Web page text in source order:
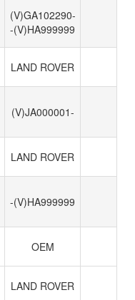
(V)GA102290-
-(V)HA999999
LAND ROVER
(V)JA000001-
LAND ROVER
-(V)HA999999
OEM
LAND ROVER